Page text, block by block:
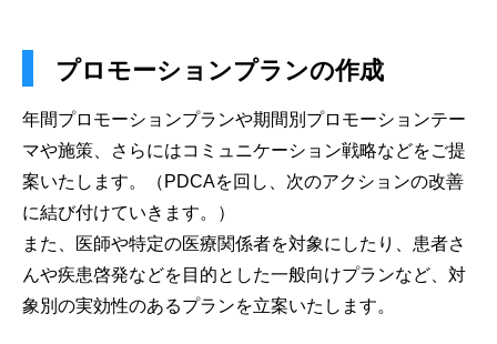
プロモーションプランの作成
年間プロモーションプランや期間別プロモーションテー
マや施策、さらにはコミュニケーション戦略などをご提
案いたします。（PDCAを回し、次のアクションの改善
に結び付けていきます。）
また、医師や特定の医療関係者を対象にしたり、患者さ
んや疾患啓発などを目的とした一般向けプランなど、対
象別の実効性のあるプランを立案いたします。